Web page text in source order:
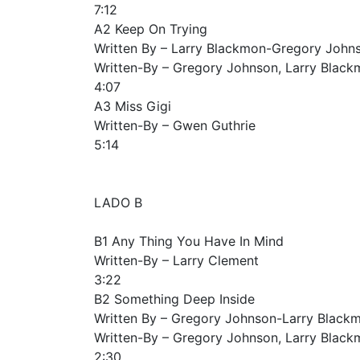
7:12
A2 Keep On Trying
Written By – Larry Blackmon-Gregory
Written-By – Gregory Johnson, Larry
4:07
A3 Miss Gigi
Written-By – Gwen Guthrie
5:14
LADO B
B1 Any Thing You Have In Mind
Written-By – Larry Clement
3:22
B2 Something Deep Inside
Written By – Gregory Johnson-Larry
Written-By – Gregory Johnson, Larry
2:30